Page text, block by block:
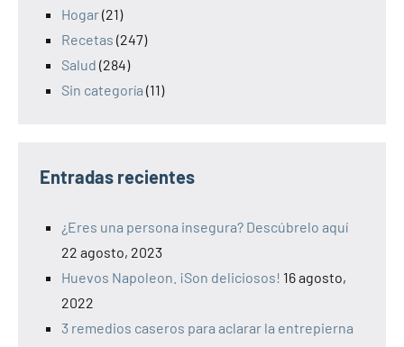
Hogar(21)
Recetas (247)
Salud (284)
Sin categoría (11)
Entradas recientes
¿Eres una persona insegura? Descúbrelo aquí
22 agosto, 2023
Huevos Napoleon. ¡Son deliciosos! 16 agosto,
2022
3 remedios caseros para aclarar la entrepierna